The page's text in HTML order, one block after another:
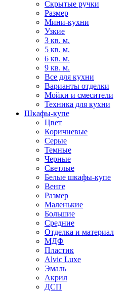
Скрытые ручки
Размер
Мини-кухни
Узкие
3 кв. м.
5 кв. м.
6 кв. м.
9 кв. м.
Все для кухни
Варианты отделки
Мойки и смесители
Техника для кухни
Шкафы-купе
Цвет
Коричневые
Серые
Темные
Черные
Светлые
Белые шкафы-купе
Венге
Размер
Маленькие
Большие
Средние
Отделка и материал
МДФ
Пластик
Alvic Luxe
Эмаль
Акрил
ДСП